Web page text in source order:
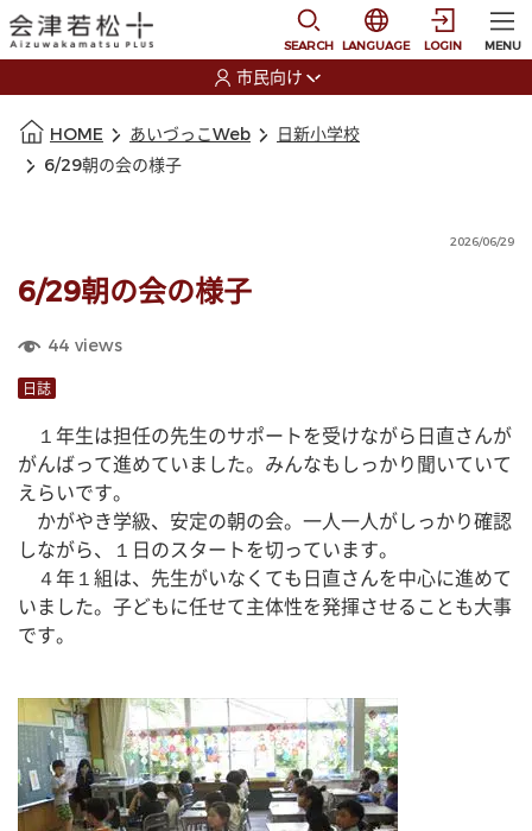
SEARCH
選択すると言語の切
LANGUAGE LOGIN MENU
市民向け
HOME あいづっこWeb
日新小学校
6/29朝の会の様子
2026/06/29
6/29朝の会の様子
44 views
日誌
１年生は担任の先生のサポートを受けながら日直さんが
がんばって進めていました。みんなもしっかり聞いていて
えらいです。
かがやき学級、安定の朝の会。一人一人がしっかり確認
しながら、１日のスタートを切っています。
４年１組は、先生がいなくても日直さんを中心に進めて
いました。子どもに任せて主体性を発揮させることも大事
です。